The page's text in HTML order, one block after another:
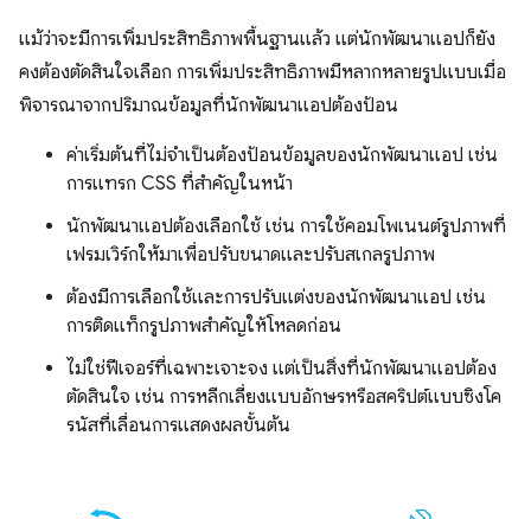
แม้ว่าจะมีการเพิ่มประสิทธิภาพพื้นฐานแล้ว แต่นักพัฒนาแอปก็ยัง
คงต้องตัดสินใจเลือก การเพิ่มประสิทธิภาพมีหลากหลายรูปแบบเมื่อ
พิจารณาจากปริมาณข้อมูลที่นักพัฒนาแอปต้องป้อน
ค่าเริ่มต้นที่ไม่จําเป็นต้องป้อนข้อมูลของนักพัฒนาแอป เช่น
การแทรก CSS ที่สําคัญในหน้า
นักพัฒนาแอปต้องเลือกใช้ เช่น การใช้คอมโพเนนต์รูปภาพที่
เฟรมเวิร์กให้มาเพื่อปรับขนาดและปรับสเกลรูปภาพ
ต้องมีการเลือกใช้และการปรับแต่งของนักพัฒนาแอป เช่น
การติดแท็กรูปภาพสำคัญให้โหลดก่อน
ไม่ใช่ฟีเจอร์ที่เฉพาะเจาะจง แต่เป็นสิ่งที่นักพัฒนาแอปต้อง
ตัดสินใจ เช่น การหลีกเลี่ยงแบบอักษรหรือสคริปต์แบบซิงโค
รนัสที่เลื่อนการแสดงผลขั้นต้น